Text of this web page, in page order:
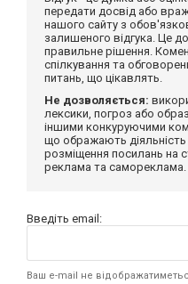
передати досвід або
нашого сайту з
залишеного відгука. Це
правильне рішення.
спілкування та
питань, що цікавлять.
Не дозволяється:
лексики, погроз або
іншими конкуруючими
що ображають діяльність
розміщення посилань на
реклама та самореклама.
Введіть email:
Ваш e-mail не